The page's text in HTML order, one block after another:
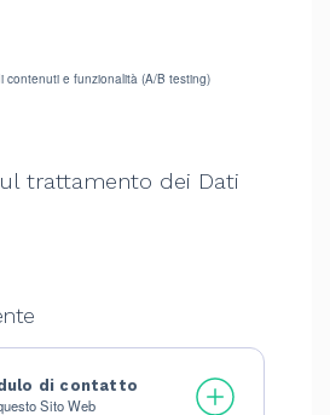
contenuti e funzionalità (A/B testing)
trattamento dei Dati
di contatto
Sito Web